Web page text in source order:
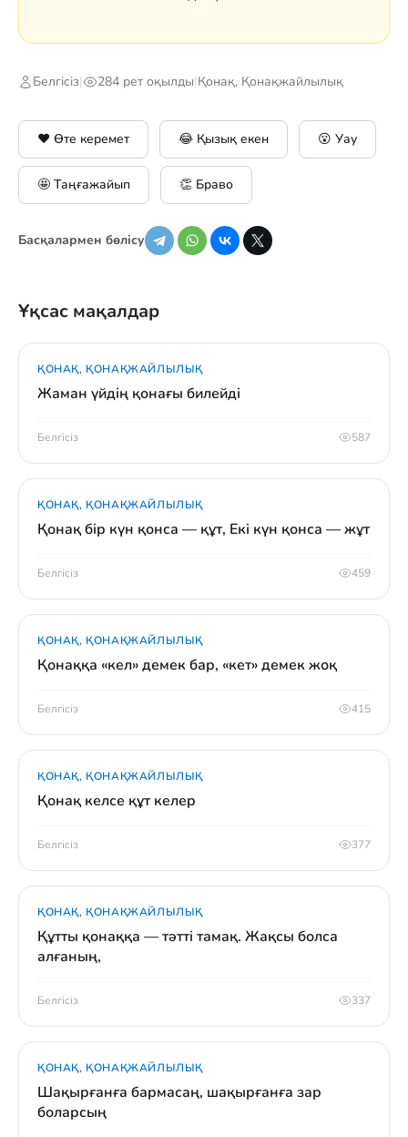
Белгісіз| 284 рет оқылды|Қонақ, Қонақжайлылық
❤️ Өте керемет 😂 Қызық екен 😮 Уау
🤩 Таңғажайып 👏 Браво
Басқалармен бөлісу
Ұқсас мақалдар
ҚОНАҚ, ҚОНАҚЖАЙЛЫЛЫҚ
Жаман үйдің қонағы билейді
Белгісіз 587
ҚОНАҚ, ҚОНАҚЖАЙЛЫЛЫҚ
Қонақ бір күн қонса — құт, Екі күн қонса — жұт
Белгісіз 459
ҚОНАҚ, ҚОНАҚЖАЙЛЫЛЫҚ
Қонаққа «кел» демек бар, «кет» демек жоқ
Белгісіз 415
ҚОНАҚ, ҚОНАҚЖАЙЛЫЛЫҚ
Қонақ келсе құт келер
Белгісіз 377
ҚОНАҚ, ҚОНАҚЖАЙЛЫЛЫҚ
Құтты қонаққа — тәтті тамақ. Жақсы болса
алғаның,
Белгісіз 337
ҚОНАҚ, ҚОНАҚЖАЙЛЫЛЫҚ
Шақырғанға бармасаң, шақырғанға зар
боларсың